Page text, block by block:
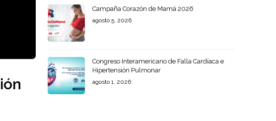
Campaña Corazón de Mamá 2026
agosto 5, 2026
Congreso Interamericano de Falla Cardíaca e
Hipertensión Pulmonar
agosto 1, 2026